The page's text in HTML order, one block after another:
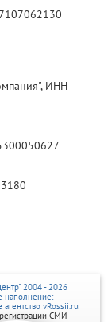
ИНН
2004 - 2026
наполнение:
vRossii.ru
СМИ